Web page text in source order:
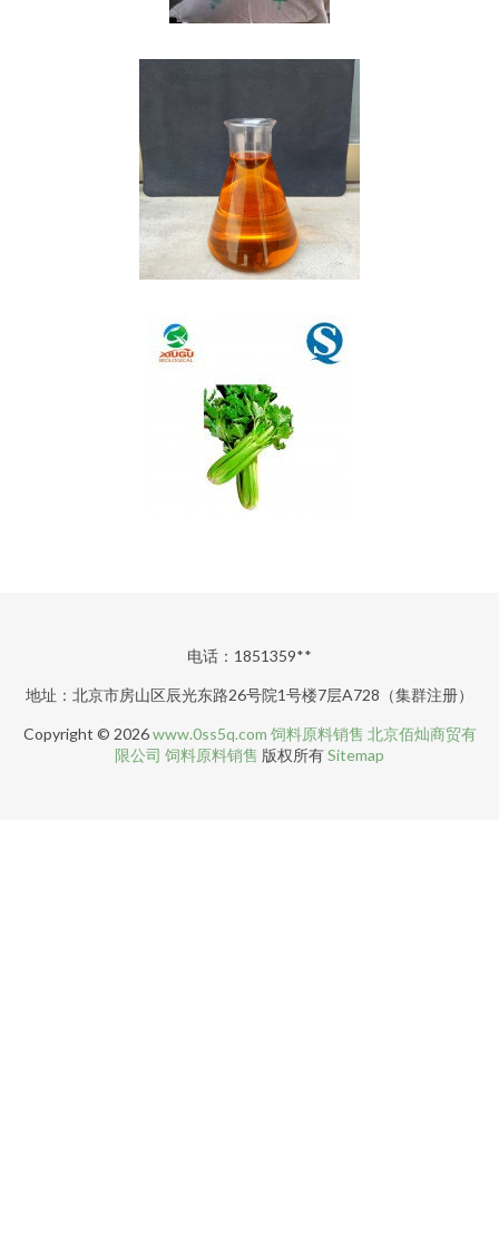
电话：1851359**
地址：北京市房山区辰光东路26号院1号楼7层A728（集群注册）
Copyright © 2026www.0ss5q.com 饲料原料销售 北京佰灿商贸有
限公司 饲料原料销售 版权所有Sitemap